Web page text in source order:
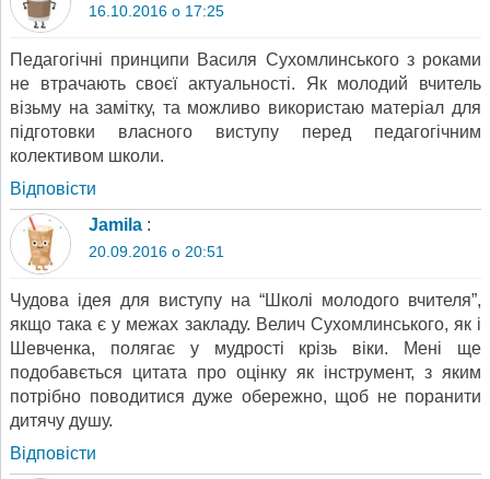
16.10.2016 о 17:25
Педагогічні принципи Василя Сухомлинського з роками
не втрачають своєї актуальності. Як молодий вчитель
візьму на замітку, та можливо використаю матеріал для
підготовки власного виступу перед педагогічним
колективом школи.
Відповіcти
Jamila :
20.09.2016 о 20:51
Чудова ідея для виступу на “Школі молодого вчителя”,
якщо така є у межах закладу. Велич Сухомлинського, як і
Шевченка, полягає у мудрості крізь віки. Мені ще
подобавється цитата про оцінку як інструмент, з яким
потрібно поводитися дуже обережно, щоб не поранити
дитячу душу.
Відповіcти